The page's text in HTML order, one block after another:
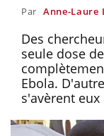
Par Anne-Laure
Des
seule dose
Ebola.
s'avèrent